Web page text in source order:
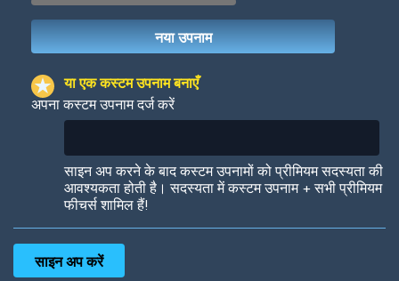
Woof Jungle Cats
या एक कस्टम उपनाम बनाएँ
अपना कस्टम उपनाम दर्ज करें
साइन अप करने के बाद कस्टम उपनामों को प्रीमियम सदस्यता की
आवश्यकता होती है। सदस्यता में कस्टम उपनाम + सभी प्रीमियम
फीचर्स शामिल हैं!